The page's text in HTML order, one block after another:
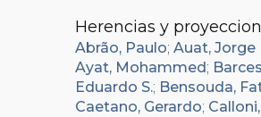
Herencias y
Abrão, Paulo; Auat, Jorge
Ayat, Mohammed ;
Eduardo S.; Bensouda,
Caetano, Gerardo;